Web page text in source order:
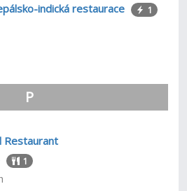
indická restaurace 1
P
Restaurant
1